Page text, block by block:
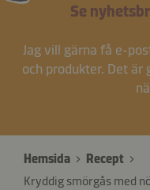
Se
Jag vill gärna få e-
och produkter. Det är
Hemsida
Recept
Kryddig smörgås med